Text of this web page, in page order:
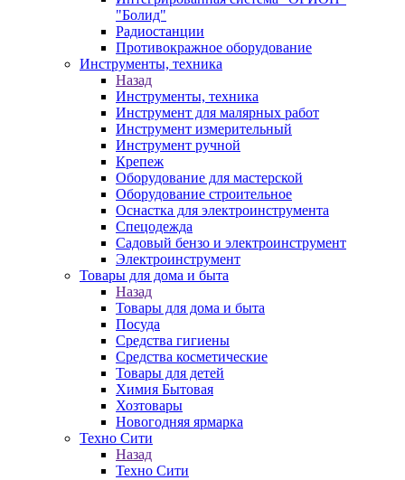
"Болид"
Радиостанции
Противокражное оборудование
Инструменты, техника
Назад
Инструменты, техника
Инструмент для малярных работ
Инструмент измерительный
Инструмент ручной
Крепеж
Оборудование для мастерской
Оборудование строительное
Оснастка для электроинструмента
Спецодежда
Садовый бензо и электроинструмент
Электроинструмент
Товары для дома и быта
Назад
Товары для дома и быта
Посуда
Средства гигиены
Средства косметические
Товары для детей
Химия Бытовая
Хозтовары
Новогодняя ярмарка
Техно Сити
Назад
Техно Сити